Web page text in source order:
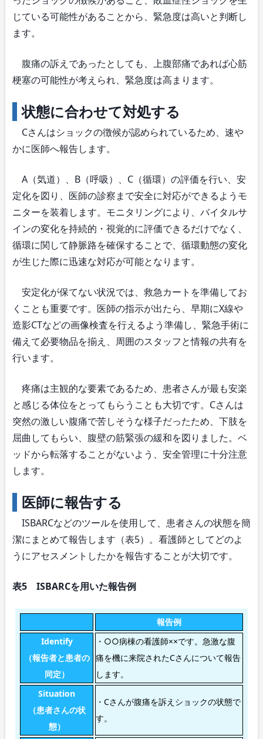
じている可能性があることから、緊急度は高いと判断し
ます。
腹痛の訴えであったとしても、上腹部痛であれば心筋
梗塞の可能性が考えられ、緊急度は高まります。
状態に合わせて対処する
Cさんはショックの徴候が認められているため、速や
かに医師へ報告します。
A（気道）、B（呼吸）、C（循環）の評価を行い、安
定化を図り、医師の診察まで安全に対応ができるようモ
ニターを装着します。モニタリングにより、バイタルサ
インの変化を持続的・視覚的に評価できるだけでなく、
循環に関して静脈路を確保することで、循環動態の変化
が生じた際に迅速な対応が可能となります。
安定化が保てない状況では、救急カートを準備してお
くことも重要です。医師の指示が出たら、早期にX線や
造影CTなどの画像検査を行えるよう準備し、緊急手術に
備えて必要物品を揃え、周囲のスタッフと情報の共有を
行います。
疼痛は主観的な要素であるため、患者さんが最も安楽
と感じる体位をとってもらうことも大切です。Cさんは
突然の激しい腹痛で苦しそうな様子だったため、下肢を
屈曲してもらい、腹壁の筋緊張の緩和を図りました。ベ
ッドから転落することがないよう、安全管理に十分注意
します。
医師に報告する
ISBARCなどのツールを使用して、患者さんの状態を簡
潔にまとめて報告します（表5）。看護師としてどのよ
うにアセスメントしたかを報告することが大切です。
表5 ISBARCを用いた報告例
報告例
Identify
（報告者と患者の
同定）
・○○病棟の看護師××です。急激な腹
痛を機に来院されたCさんについて報告
します。
Situation
（患者さんの状
態）
・Cさんが腹痛を訴えショックの状態で
す。